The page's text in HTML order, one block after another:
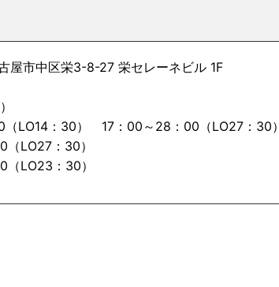
市中区栄3-8-27 栄セレーネビル 1F
LO14：30） 17：00～28：00（LO27：30）
：30）
LO23：30）